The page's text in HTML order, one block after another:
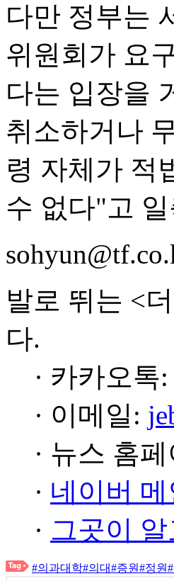
다만 정부는
위원회가 요
다는 입장을
취소하거나
령 자체가 적
수 없다"고
발로 뛰는 <
다.
· 카카오
· 이메일:
· 뉴스 홈
· 네이버
· 그곳이
#의과대학#의대#증원#정원